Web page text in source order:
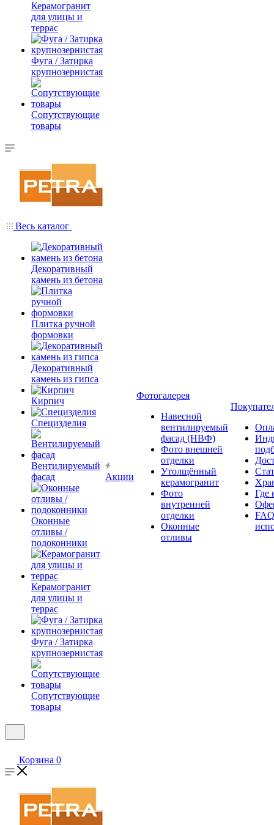
Керамогранит
для улицы и
террас
Фуга / Затирка
крупнозернистая
Сопутствующие
товары
Весь каталог
Декоративный
камень из бетона
Плитка ручной
формовки
Декоративный
камень из гипса
Кирпич
Специзделия
Вентилируемый
фасад
Оконные
отливы /
подоконники
Керамогранит
для улицы и
террас
Фуга / Затирка
крупнозернистая
Сопутствующие
товары
Акции
Фотогалерея
Навесной
вентилируемый
фасад (НВФ)
Фото внешней
отделки
Утолщённый
керамогранит
Фото
внутренней
отделки
Оконные
отливы
Где
Корзина 0